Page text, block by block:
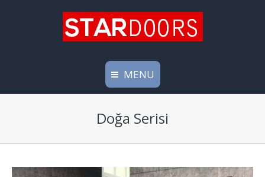
MENU
Doğa Serisi